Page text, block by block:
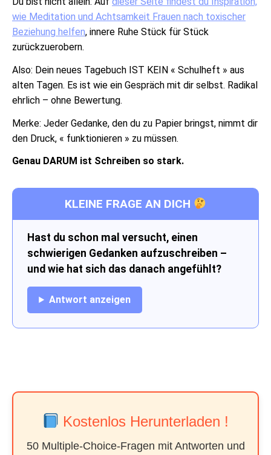
wie Meditation und Achtsamkeit Frauen nach toxischer
Beziehung helfen, innere Ruhe Stück für Stück
zurückzuerobern.
Also: Dein neues Tagebuch IST KEIN « Schulheft » aus
alten Tagen. Es ist wie ein Gespräch mit dir selbst. Radikal
ehrlich – ohne Bewertung.
Merke: Jeder Gedanke, den du zu Papier bringst, nimmt dir
den Druck, « funktionieren » zu müssen.
Genau DARUM ist Schreiben so stark.
KLEINE FRAGE AN DICH
Hast du schon mal versucht, einen
schwierigen Gedanken aufzuschreiben –
und wie hat sich das danach angefühlt?
Antwort anzeigen
Kostenlos Herunterladen !
50 Multiple-Choice-Fragen mit Antworten und